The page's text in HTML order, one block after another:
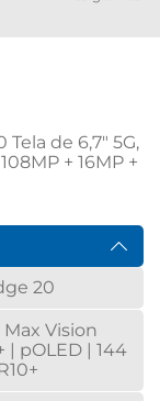
de 6,7" 5G,
+ 16MP +
20
Max Vision
| pOLED | 144